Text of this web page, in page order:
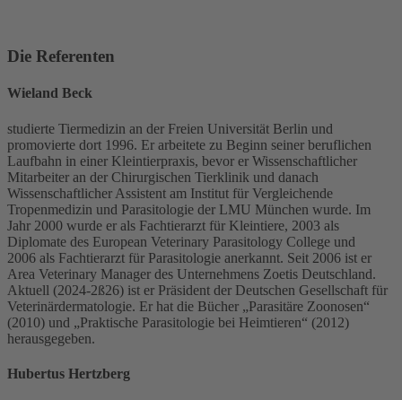
Die Referenten
Wieland Beck
studierte Tiermedizin an der Freien Universität Berlin und
promovierte dort 1996. Er arbeitete zu Beginn seiner beruflichen
Laufbahn in einer Kleintierpraxis, bevor er Wissenschaftlicher
Mitarbeiter an der Chirurgischen Tierklinik und danach
Wissenschaftlicher Assistent am Institut für Vergleichende
Tropenmedizin und Parasitologie der LMU München wurde. Im
Jahr 2000 wurde er als Fachtierarzt für Kleintiere, 2003 als
Diplomate des European Veterinary Parasitology College und
2006 als Fachtierarzt für Parasitologie anerkannt. Seit 2006 ist er
Area Veterinary Manager des Unternehmens Zoetis Deutschland.
Aktuell (2024-2ß26) ist er Präsident der Deutschen Gesellschaft für
Veterinärdermatologie. Er hat die Bücher „Parasitäre Zoonosen“
(2010) und „Praktische Parasitologie bei Heimtieren“ (2012)
herausgegeben.
Hubertus Hertzberg